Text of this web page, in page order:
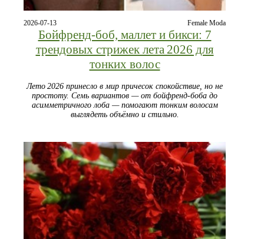
2026-07-13 Female Moda
Бойфренд‑боб, маллет и бикси: 7
трендовых стрижек лета 2026 для
тонких волос
Лето 2026 принесло в мир причесок спокойствие, но не
простоту. Семь вариантов — от бойфренд‑боба до
асимметричного лоба — помогают тонким волосам
выглядеть объёмно и стильно.